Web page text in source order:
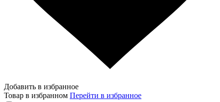
Добавить в избранное
Товар в избранном Перейти в избранное